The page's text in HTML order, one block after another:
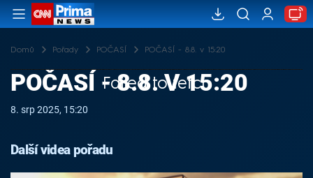
Domů Pořady POČASÍ POČASÍ - 8.8. v 15:20
Failed to fetch
POČASÍ - 8.8. V 15:20
8. srp 2025, 15:20
Další videa pořadu